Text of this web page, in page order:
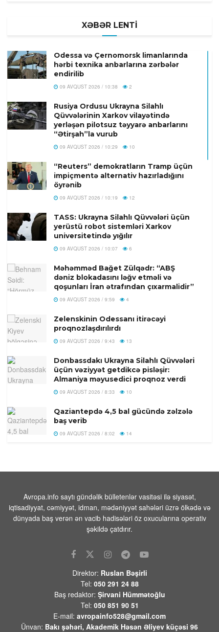
XƏBƏR LENTİ
Odessa və Çernomorsk limanlarında
hərbi texnika anbarlarına zərbələr
endirilib
09 AVQUST 2026 / 10:38 2
Rusiya Ordusu Ukrayna Silahlı
Qüvvələrinin Xarkov vilayətində
yerləşən pilotsuz təyyarə anbarlarını
“Ətirşah”la vurub
09 AVQUST 2026 / 10:29 10
“Reuters” demokratların Tramp üçün
impiçmentə alternativ hazırladığını
öyrənib
09 AVQUST 2026 / 10:19 12
TASS: Ukrayna Silahlı Qüvvələri üçün
yerüstü robot sistemləri Xarkov
universitetində yığılır
09 AVQUST 2026 / 10:07 6
Məhəmməd Bağet Zülqədr: “ABŞ
dəniz blokadasını ləğv etməli və
qoşunları İran ətrafından çıxarmalidir”
09 AVQUST 2026 / 9:59 4
Zelenskinin Odessanı itirəcəyi
proqnozlaşdırılırdı
09 AVQUST 2026 / 9:43 13
Donbassdakı Ukrayna Silahlı Qüvvələri
üçün vəziyyət getdikcə pisləşir:
Almaniya məyusedici proqnoz verdi
09 AVQUST 2026 / 8:33 10
Qaziantepdə 4,5 bal gücündə zəlzələ
baş verib
09 AVQUST 2026 / 8:02 14
Prezident İlham Əliyevlə Donald
Tramp arasında telefon danışığı olub
08 AVQUST 2026 / 20:16 6
Paşinyanın Bakıya zəngi və Mehrini
08 AVQUST 2026 / 20:10 10
Devid Felsen:”ABŞ-Azərbaycan
münasibətlərində də yeni mərhələnin
başlanğıcını qoyduğu qənaətindədir”
08 AVQUST 2026 / 18:06 11
İrandan Füzuliyə PUA ilə göndərilən
Avropa.info saytı gündəlik bülletenlər vasitəsi ilə siyasət,
iqtisadiyyat, cəmiyyət, idman, mədəniyyət sahələri üzrə ölkədə və
dünyada baş verən ən vacib hadisələri öz oxucularına operativ
şəkildə çatdırır.
Direktor: Ruslan Bəşirli
Tel: 050 291 24 88
Baş redaktor: Şirvani Hümmətoğlu
Tel: 050 851 90 51
E-mail: avropainfo528@gmail.com
Ünvan: Bakı şəhəri, Akademik Həsən Əliyev küçəsi 96